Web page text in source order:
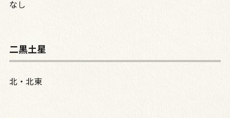
なし
二黒土星
北・北東